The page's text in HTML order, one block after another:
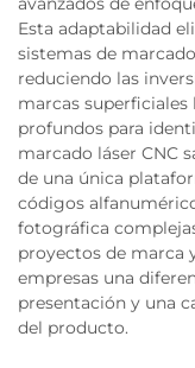
Esta adaptabilidad
sistemas de
reduciendo las
marcas
profundos para
marcado láser CNC
de una única
códigos
fotográfica
proyectos de marca
empresas una
presentación y una
del producto.